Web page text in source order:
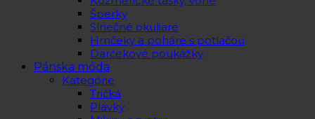
Šperky
Slnečné okuliare
Hrnčeky a poháre s potlačou
Darčekové poukážky
Pánska móda
Kategórie
Tričká
Plavky